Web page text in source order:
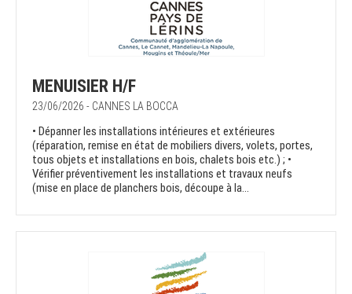
MENUISIER H/F
23/06/2026 - CANNES LA BOCCA
• Dépanner les installations intérieures et extérieures
(réparation, remise en état de mobiliers divers, volets, portes,
tous objets et installations en bois, chalets bois etc.) ; •
Vérifier préventivement les installations et travaux neufs
(mise en place de planchers bois, découpe à la...